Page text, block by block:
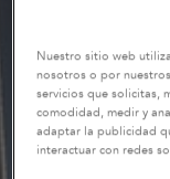
Nuestro sitio web
nosotros o por
servicios que solicitas,
comodidad, medir y
adaptar la publicidad
interactuar con redes